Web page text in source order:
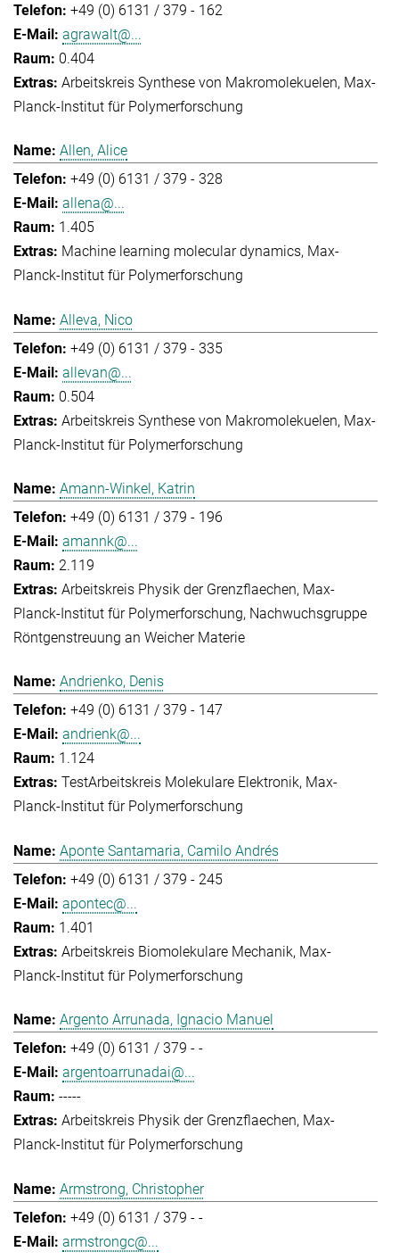
+49 (0) 6131 / 379 - 162
agrawalt@...
0.404
Arbeitskreis Synthese von Makromolekuelen Max-
Planck-Institut für Polymerforschung
Allen, Alice
+49 (0) 6131 / 379 - 328
allena@...
1.405
Machine learning molecular dynamics Max-
Planck-Institut für Polymerforschung
Alleva, Nico
+49 (0) 6131 / 379 - 335
allevan@...
0.504
Arbeitskreis Synthese von Makromolekuelen Max-
Planck-Institut für Polymerforschung
Amann-Winkel, Katrin
+49 (0) 6131 / 379 - 196
amannk@...
2.119
Arbeitskreis Physik der Grenzflaechen Max-
Planck-Institut für Polymerforschung Nachwuchsgruppe
Röntgenstreuung an Weicher Materie
Andrienko, Denis
+49 (0) 6131 / 379 - 147
andrienk@...
1.124
TestArbeitskreis Molekulare Elektronik Max-
Planck-Institut für Polymerforschung
Aponte Santamaria, Camilo Andrés
+49 (0) 6131 / 379 - 245
apontec@...
1.401
Arbeitskreis Biomolekulare Mechanik Max-
Planck-Institut für Polymerforschung
Argento Arrunada, Ignacio Manuel
+49 (0) 6131 / 379 - -
argentoarrunadai@...
-----
Arbeitskreis Physik der Grenzflaechen Max-
Planck-Institut für Polymerforschung
Armstrong, Christopher
+49 (0) 6131 / 379 - -
armstrongc@...